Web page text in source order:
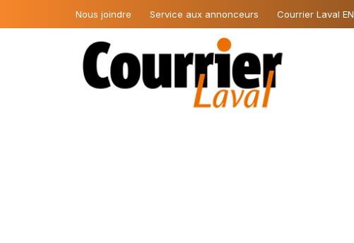
Nous joindre Service aux annonceurs Courrier Laval EN